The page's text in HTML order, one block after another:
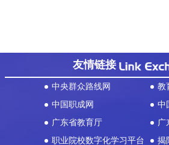
友情链接
中央群众路线网
教
中国职成网
中
广东省教育厅
广
职业院校数字化学习平台
揭